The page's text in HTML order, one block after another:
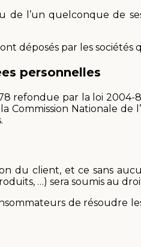
l’un quelconque de
déposés par les sociétés
personnelles
refondue par la loi
Commission Nationale
du client, et ce sans
…) sera soumis au
de résoudre